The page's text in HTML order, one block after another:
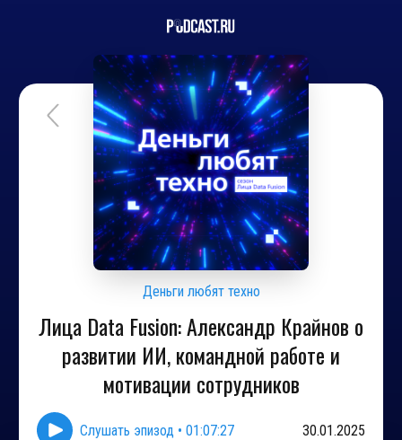
Деньги любят техно
Лица Data Fusion: Александр Крайнов о
развитии ИИ, командной работе и
мотивации сотрудников
Слушать эпизод • 01:07:27 30.01.2025